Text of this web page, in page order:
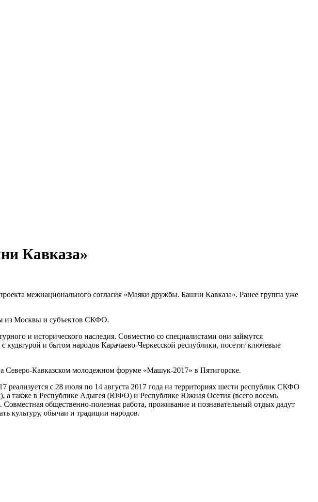
Кавказа»
межнационального согласия «Маяки дружбы. Башни Кавказа». Ранее группа уже
из Москвы и субъектов СКФО.
и исторического наследия. Совместно со специалистами они займутся
и бытом народов Карачаево-Черкесской республики, посетят ключевые
Северо-Кавказском молодежном форуме «Машук-2017» в Пятигорске.
с 28 июля по 14 августа 2017 года на территориях шести республик СКФО
а также в Республике Адыгея (ЮФО) и Республике Южная Осетия (всего восемь
общественно-полезная работа, проживание и познавательный отдых дадут
культуру, обычаи и традиции народов.